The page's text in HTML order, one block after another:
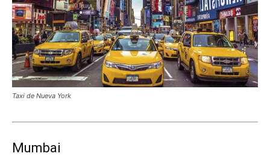
Taxi de Nueva York
Mumbai